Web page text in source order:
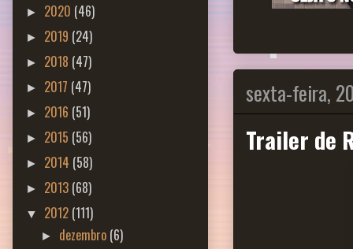
sexta-feira,
Trailer de
► 2020 (46)
► 2019 (24)
► 2018 (47)
► 2017 (47)
► 2016 (51)
► 2015 (56)
► 2014 (58)
► 2013 (68)
▼ 2012 (111)
► dezembro (6)